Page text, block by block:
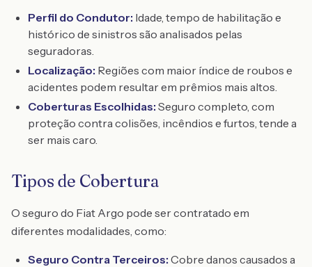
Perfil do Condutor: Idade, tempo de habilitação e
histórico de sinistros são analisados pelas
seguradoras.
Localização: Regiões com maior índice de roubos e
acidentes podem resultar em prêmios mais altos.
Coberturas Escolhidas: Seguro completo, com
proteção contra colisões, incêndios e furtos, tende a
ser mais caro.
Tipos de Cobertura
O seguro do Fiat Argo pode ser contratado em
diferentes modalidades, como:
Seguro Contra Terceiros: Cobre danos causados a